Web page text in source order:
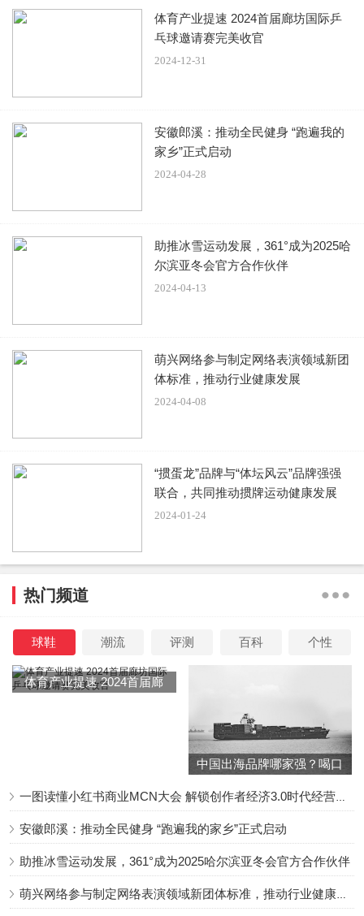
科学家重新介入，发现数据有出入，相关工作陷入僵局。
在科技手段落后，物质条件相对欠缺的情况下，科学家们要
进一步来说，在那个一穷二白的年代，他们要如何在内外均
无支援的情况，造出尖端原子弹？靠的就是“干惊天动地事，
做隐姓埋名人”的“马兰精神”。
冯石和陆光达，二人一文一武，中间碰撞出无数矛盾，这些
矛盾的化解过程，也很有现实借鉴意义。
冯石擅“武”，带团队经验丰富，做事讲究策略，懂得维护同
比如陆光达去现场考场，发现军人用盐碱水拌混凝土，要求
立即停工。冯石以为陆光达无理取闹，于是引发摩擦。
才更换了水源。
冯石常以为陆光达小题大做，陆光达又觉得冯石缺乏专业知
二人从矛盾到和解，共同克服科技落后，物质匮乏和自然灾
奋进。
二人的关系变化，也在强调一个理念：中国原子弹，不是靠
这是一批打不垮、压不倒、努力不懈的群体。
协力，才把这件事做成功。
在科学家退伍里，还有一个熟面孔——陈瑾饰演的归国物理
学家王茹慧，同时也是陆光达的妻子。
体育产业提速 2024首届廊坊国际乒
乓球邀请赛完美收官
2024-12-31
安徽郎溪：推动全民健身 “跑遍我的
家乡”正式启动
2024-04-28
助推冰雪运动发展，361°成为2025哈
尔滨亚冬会官方合作伙伴
2024-04-13
萌兴网络参与制定网络表演领域新团
体标准，推动行业健康发展
2024-04-08
“掼蛋龙”品牌与“体坛风云”品牌强强
联合，共同推动掼牌运动健康发展
2024-01-24
热门频道
球鞋 潮流 评测 百科 个性
体育产业提速 2024首届廊
中国出海品牌哪家强？喝口
安徽郎溪：推动全民健身 “跑遍我的家乡”正式启动
助推冰雪运动发展，361°成为2025哈尔滨亚冬会官方合作伙伴